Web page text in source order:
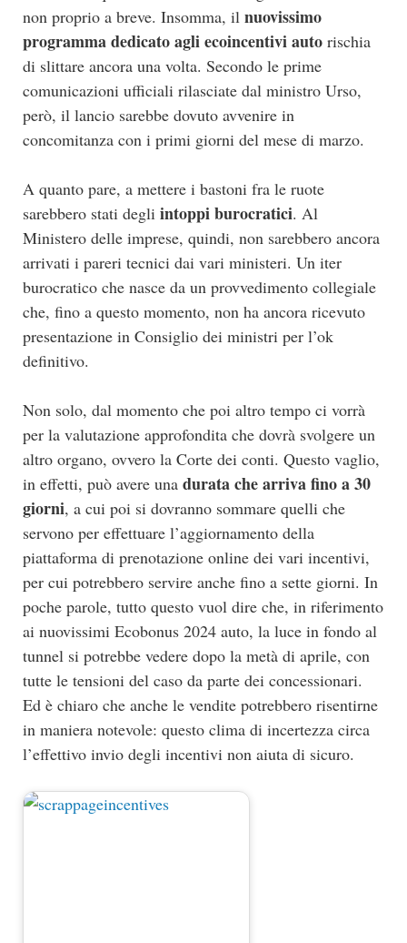
non proprio a breve. Insomma, il nuovissimo
programma dedicato agli ecoincentivi auto rischia
di slittare ancora una volta. Secondo le prime
comunicazioni ufficiali rilasciate dal ministro Urso,
però, il lancio sarebbe dovuto avvenire in
concomitanza con i primi giorni del mese di marzo.
A quanto pare, a mettere i bastoni fra le ruote
sarebbero stati degli intoppi burocratici. Al
Ministero delle imprese, quindi, non sarebbero ancora
arrivati i pareri tecnici dai vari ministeri. Un iter
burocratico che nasce da un provvedimento collegiale
che, fino a questo momento, non ha ancora ricevuto
presentazione in Consiglio dei ministri per l’ok
definitivo.
Non solo, dal momento che poi altro tempo ci vorrà
per la valutazione approfondita che dovrà svolgere un
altro organo, ovvero la Corte dei conti. Questo vaglio,
in effetti, può avere una durata che arriva fino a 30
giorni, a cui poi si dovranno sommare quelli che
servono per effettuare l’aggiornamento della
piattaforma di prenotazione online dei vari incentivi,
per cui potrebbero servire anche fino a sette giorni. In
poche parole, tutto questo vuol dire che, in riferimento
ai nuovissimi Ecobonus 2024 auto, la luce in fondo al
tunnel si potrebbe vedere dopo la metà di aprile, con
tutte le tensioni del caso da parte dei concessionari.
Ed è chiaro che anche le vendite potrebbero risentirne
in maniera notevole: questo clima di incertezza circa
l’effettivo invio degli incentivi non aiuta di sicuro.